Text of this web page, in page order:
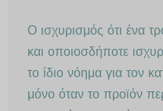
Ο ισχυρισμός ότι ένα
και οποιοσδήποτε
το ίδιο νόημα για τον
μόνο όταν το προϊόν